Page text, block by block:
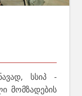
სსიპ -
მომზადების